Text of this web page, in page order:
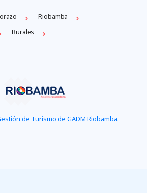
Riobamba
Rurales
de Turismo de GADM Riobamba.